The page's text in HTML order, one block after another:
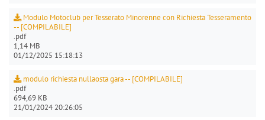
Modulo Motoclub per Tesserato Minorenne con Richiesta Tesseramento
-- [COMPILABILE]
.pdf
1,14 MB
01/12/2025 15:18:13
modulo richiesta nullaosta gara -- [COMPILABILE]
.pdf
694,69 KB
21/01/2024 20:26:05